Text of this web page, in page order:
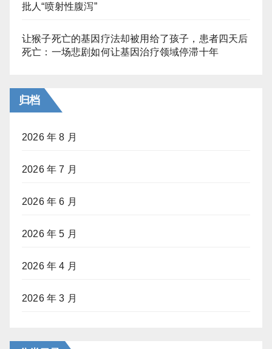
批人“喷射性腹泻”
让猴子死亡的基因疗法却被用给了孩子，患者四天后
死亡：一场悲剧如何让基因治疗领域停滞十年
归档
2026 年 8 月
2026 年 7 月
2026 年 6 月
2026 年 5 月
2026 年 4 月
2026 年 3 月